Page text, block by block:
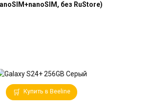
без RuStore)
Купить в Beeline